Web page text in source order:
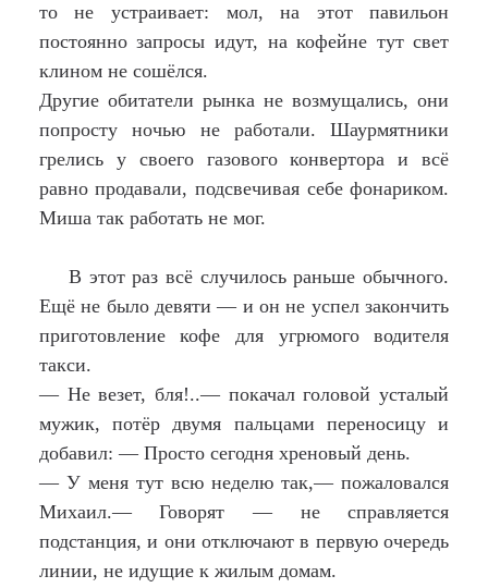
то не устраивает: мол, на этот павильон
постоянно запросы идут, на кофейне тут свет
клином не сошёлся.
Другие обитатели рынка не возмущались, они
попросту ночью не работали. Шаурмятники
грелись у своего газового конвертора и всё
равно продавали, подсвечивая себе фонариком.
Миша так работать не мог.
В этот раз всё случилось раньше обычного.
Ещё не было девяти — и он не успел закончить
приготовление кофе для угрюмого водителя
такси.
— Не везет, бля!..— покачал головой усталый
мужик, потёр двумя пальцами переносицу и
добавил: — Просто сегодня хреновый день.
— У меня тут всю неделю так,— пожаловался
Михаил.— Говорят — не справляется
подстанция, и они отключают в первую очередь
линии, не идущие к жилым домам.